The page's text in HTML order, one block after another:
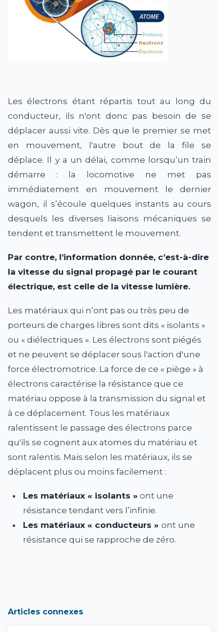
Les électrons étant répartis tout au long du
conducteur, ils n'ont donc pas besoin de se
déplacer aussi vite. Dès que le premier se met
en mouvement, l'autre bout de la file se
déplace. Il y a un délai, comme lorsqu’un train
démarre : la locomotive ne met pas
immédiatement en mouvement le dernier
wagon, il s’écoule quelques instants au cours
desquels les diverses liaisons mécaniques se
tendent et transmettent le mouvement.
Par contre, l’information donnée, c’est-à-dire
la vitesse du signal propagé par le courant
électrique, est celle de la vitesse lumière.
Les matériaux qui n’ont pas ou très peu de
porteurs de charges libres sont dits « isolants »
ou « diélectriques ». Les électrons sont piégés
et ne peuvent se déplacer sous l'action d'une
force électromotrice. La force de ce « piège » à
électrons caractérise la résistance que ce
matériau oppose à la transmission du signal et
à ce déplacement. Tous les matériaux
ralentissent le passage des électrons parce
qu'ils se cognent aux atomes du matériau et
sont ralentis. Mais selon les matériaux, ils se
déplacent plus ou moins facilement :
Les matériaux « isolants » ont une
résistance tendant vers l’infinie.
Les matériaux « conducteurs »ont une
résistance qui se rapproche de zéro.
Articles connexes